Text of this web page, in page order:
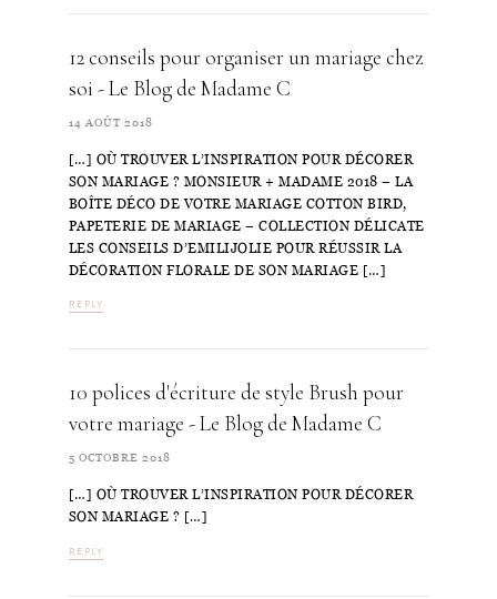
12 conseils pour organiser un mariage chez
soi - Le Blog de Madame C
14 AOÛT 2018
[…] OÙ TROUVER L’INSPIRATION POUR DÉCORER
SON MARIAGE ? MONSIEUR + MADAME 2018 – LA
BOÎTE DÉCO DE VOTRE MARIAGE COTTON BIRD,
PAPETERIE DE MARIAGE – COLLECTION DÉLICATE
LES CONSEILS D’EMILIJOLIE POUR RÉUSSIR LA
DÉCORATION FLORALE DE SON MARIAGE […]
REPLY
10 polices d'écriture de style Brush pour
votre mariage - Le Blog de Madame C
5 OCTOBRE 2018
[…] OÙ TROUVER L’INSPIRATION POUR DÉCORER
SON MARIAGE ? […]
REPLY